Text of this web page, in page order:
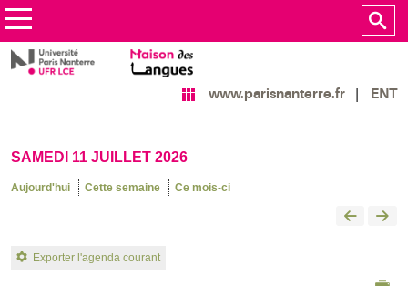
www.parisnanterre.fr ENT
SAMEDI 11 JUILLET 2026
Aujourd'hui Cette semaine Ce mois-ci
Exporter l'agenda courant